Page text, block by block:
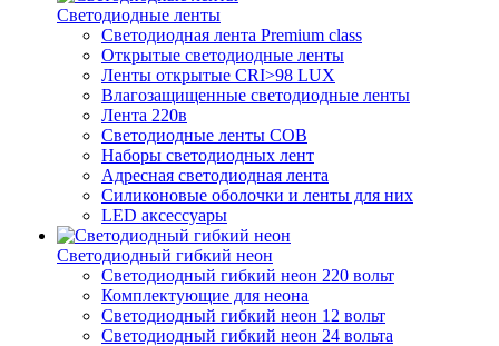
Светодиодные ленты
Светодиодная лента Premium class
Открытые светодиодные ленты
Ленты открытые CRI>98 LUX
Влагозащищенные светодиодные ленты
Лента 220в
Светодиодные ленты COB
Наборы светодиодных лент
Адресная светодиодная лента
Силиконовые оболочки и ленты для них
LED аксессуары
Светодиодный гибкий неон
Светодиодный гибкий неон 220 вольт
Комплектующие для неона
Светодиодный гибкий неон 12 вольт
Светодиодный гибкий неон 24 вольта